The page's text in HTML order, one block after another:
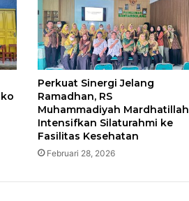
Perkuat Sinergi Jelang
Ramadhan, RS
Muhammadiyah Mardhatillah
Intensifkan Silaturahmi ke
Fasilitas Kesehatan
Februari 28, 2026